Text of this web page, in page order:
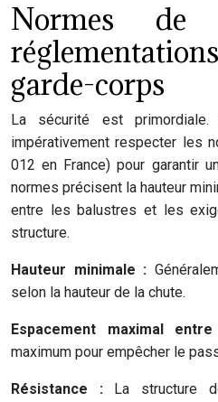
Normes de
garde-corps
La sécurité est
impérativement respecter les
012 en France) pour garantir
normes précisent la hauteur
entre les balustres et les
structure.
Hauteur minimale :
selon la hauteur de la chute.
Espacement maximal
maximum pour empêcher le
Résistance : La structure